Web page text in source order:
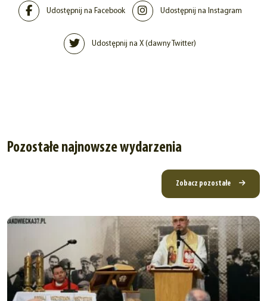
Udostępnij na Facebook Udostępnij na Instagram
Udostępnij na X (dawny Twitter)
Pozostałe najnowsze wydarzenia
Zobacz pozostałe